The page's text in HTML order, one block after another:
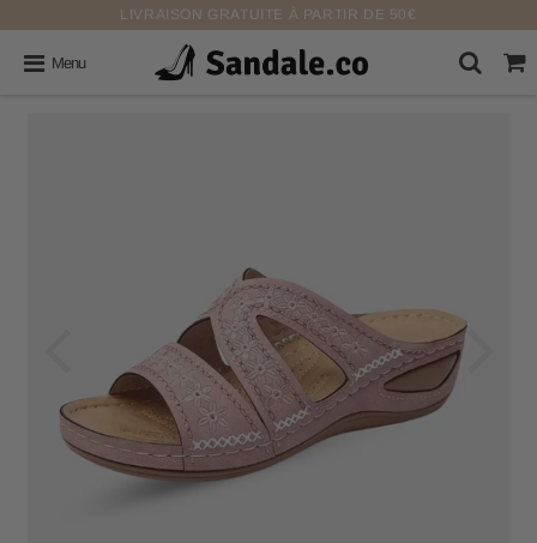
LIVRAISON GRATUITE À PARTIR DE 50€
Menu